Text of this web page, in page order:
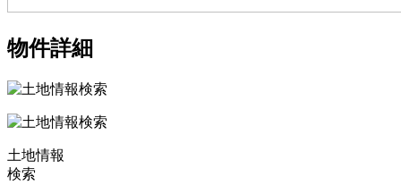
物件詳細
土地情報
検索